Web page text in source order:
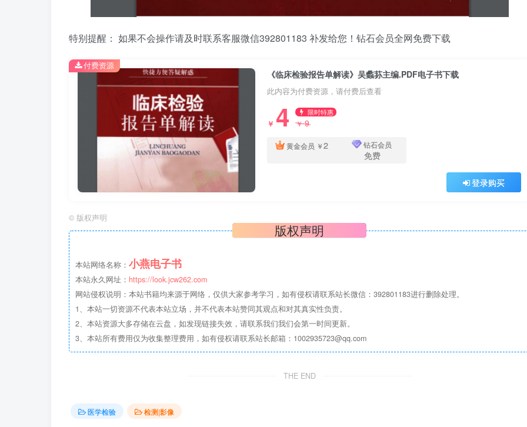
特别提醒： 如果不会操作请及时联系客服微信392801183 补发给您！钻石会员全网免费下载
《临床检验报告单解读》吴蠡荪主编.PDF电子书下载
此内容为付费资源，请付费后查看
￥ 4 限时特惠
￥9
黄金会员 ￥2 钻石会员
免费
登录购买
付费资源
© 版权声明
版权声明
本站网络名称： 小燕电子书
本站永久网址： https://look.jcw262.com
网站侵权说明：本站书籍均来源于网络，仅供大家参考学习，如有侵权请联系站长微信：392801183进行删除处理。
1、本站一切资源不代表本站立场，并不代表本站赞同其观点和对其真实性负责。
2、本站资源大多存储在云盘，如发现链接失效，请联系我们我们会第一时间更新。
3、本站所有费用仅为收集整理费用，如有侵权请联系站长邮箱：1002935723@qq.com
THE END
医学检验 检测|影像